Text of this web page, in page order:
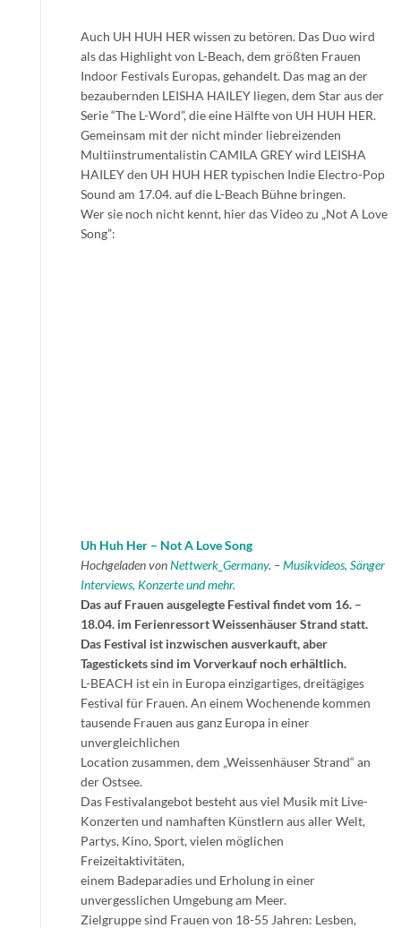
Auch UH HUH HER wissen zu betören. Das Duo wird
als das Highlight von L-Beach, dem größten Frauen
Indoor Festivals Europas, gehandelt. Das mag an der
bezaubernden LEISHA HAILEY liegen, dem Star aus der
Serie “The L-Word”, die eine Hälfte von UH HUH HER.
Gemeinsam mit der nicht minder liebreizenden
Multiinstrumentalistin CAMILA GREY wird LEISHA
HAILEY den UH HUH HER typischen Indie Electro-Pop
Sound am 17.04. auf die L-Beach Bühne bringen.
Wer sie noch nicht kennt, hier das Video zu „Not A Love
Song”:
Uh Huh Her – Not A Love Song
Hochgeladen vonNettwerk_Germany. –Musikvideos, Sänger
Interviews, Konzerte und mehr.
Das auf Frauen ausgelegte Festival findet vom 16. –
18.04. im Ferienressort Weissenhäuser Strand statt.
Das Festival ist inzwischen ausverkauft, aber
Tagestickets sind im Vorverkauf noch erhältlich.
L-BEACH ist ein in Europa einzigartiges, dreitägiges
Festival für Frauen. An einem Wochenende kommen
tausende Frauen aus ganz Europa in einer
unvergleichlichen
Location zusammen, dem „Weissenhäuser Strand“ an
der Ostsee.
Das Festivalangebot besteht aus viel Musik mit Live-
Konzerten und namhaften Künstlern aus aller Welt,
Partys, Kino, Sport, vielen möglichen
Freizeitaktivitäten,
einem Badeparadies und Erholung in einer
unvergesslichen Umgebung am Meer.
Zielgruppe sind Frauen von 18-55 Jahren: Lesben,